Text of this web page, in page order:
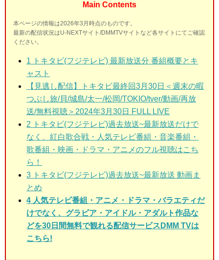
Main Contents
本ページの情報は2026年3月時点のものです。
最新の配信状況はU-NEXTサイト/DMMTVサイトなど各サイトにてご確認
ください。
1 トキタビ(フジテレビ) 最新放送分 番組概要とキ
ャスト
【見逃し配信】トキタビ最終回3月30日＜週末の暇
つぶし旅/貝/城島/太一/松岡/TOKIO/tver/動画/再放
送/無料視聴＞2024年3月30日 FULL LIVE
2 トキタビ(フジテレビ)過去放送~最新放送だけで
なく、紅白歌合戦・人気テレビ番組・音楽番組・
歌番組・映画・ドラマ・アニメのフル視聴はこち
ら！
3 トキタビ(フジテレビ)過去放送~最新放送 動画ま
とめ
4 人気テレビ番組・アニメ・ドラマ・バラエティだ
けでなく、グラビア・アイドル・アダルト作品な
どを30日間無料で観れる配信サービスDMM TVは
こちら!